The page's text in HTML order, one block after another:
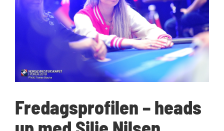
Fredagsprofilen – heads